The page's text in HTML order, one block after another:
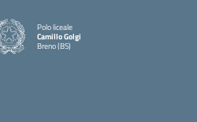
Polo liceale
Camillo Golgi
Breno (BS)